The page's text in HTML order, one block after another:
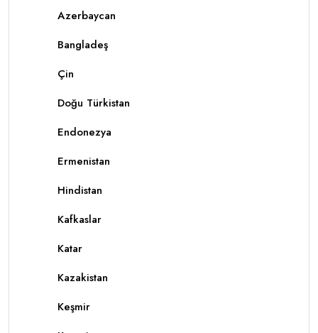
Azerbaycan
Bangladeş
Çin
Doğu Türkistan
Endonezya
Ermenistan
Hindistan
Kafkaslar
Katar
Kazakistan
Keşmir